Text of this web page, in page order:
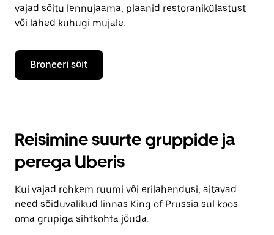
vajad sõitu lennujaama, plaanid restoranikülastust
või lähed kuhugi mujale.
Broneeri sõit
Reisimine suurte gruppide ja
perega Uberis
Kui vajad rohkem ruumi või erilahendusi, aitavad
need sõiduvalikud linnas King of Prussia sul koos
oma grupiga sihtkohta jõuda.